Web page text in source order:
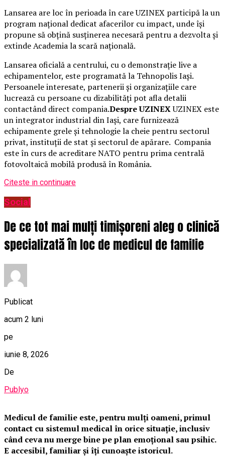
Lansarea are loc în perioada în care UZINEX participă la un
program național dedicat afacerilor cu impact, unde își
propune să obțină susținerea necesară pentru a dezvolta și
extinde Academia la scară națională.
Lansarea oficială a centrului, cu o demonstrație live a
echipamentelor, este programată la Tehnopolis Iași.
Persoanele interesate, partenerii și organizațiile care
lucrează cu persoane cu dizabilități pot afla detalii
contactând direct compania.Despre UZINEXUZINEX este
un integrator industrial din Iași, care furnizează
echipamente grele și tehnologie la cheie pentru sectorul
privat, instituții de stat și sectorul de apărare. Compania
este în curs de acreditare NATO pentru prima centrală
fotovoltaică mobilă produsă în România.
Citeste in continuare
Social
De ce tot mai mulți timișoreni aleg o clinică
specializată în loc de medicul de familie
Publicat
acum 2 luni
pe
iunie 8, 2026
De
Publyo
Medicul de familie este, pentru mulți oameni, primul
contact cu sistemul medical în orice situație, inclusiv
când ceva nu merge bine pe plan emoțional sau psihic.
E accesibil, familiar și îți cunoaște istoricul.